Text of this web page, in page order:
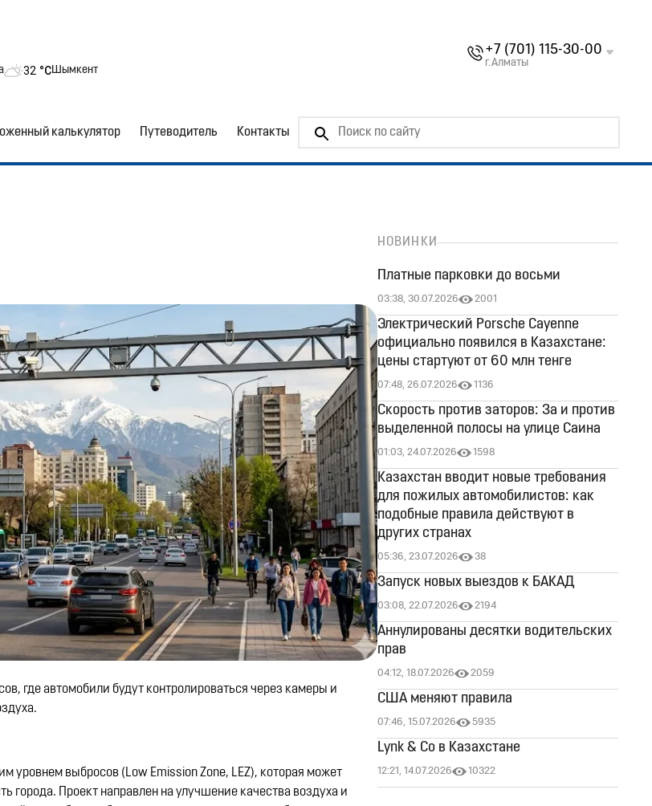
32 °CШымкент
+7 (701) 115-30-00
г.Алматы
калькулятор Путеводитель Контакты
где автомобили будут контролироваться через камеры и
уровнем выбросов (Low Emission Zone, LEZ), которая может
города. Проект направлен на улучшение качества воздуха и
НОВИНКИ
Платные парковки до восьми
03:38, 30.07.2026 2001
Электрический Porsche Cayenne
официально появился в Казахстане:
цены стартуют от 60 млн тенге
07:48, 26.07.2026 1136
Скорость против заторов: За и против
выделенной полосы на улице Саина
01:03, 24.07.2026 1598
Казахстан вводит новые требования
для пожилых автомобилистов: как
подобные правила действуют в
других странах
05:36, 23.07.2026 38
Запуск новых выездов к БАКАД
03:08, 22.07.2026 2194
Аннулированы десятки водительских
прав
04:12, 18.07.2026 2059
США меняют правила
07:46, 15.07.2026 5935
Lynk & Co в Казахстане
12:21, 14.07.2026 10322